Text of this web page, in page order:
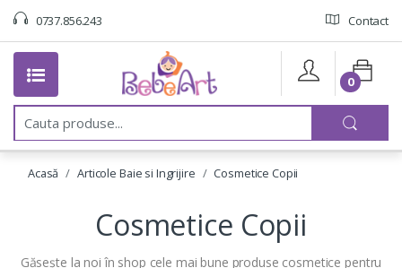
0737.856.243 Contact
C
u
0
Acasă Articole Baie si Ingrijire Cosmetice Copii
Cosmetice Copii
Găsește la noi în shop cele mai bune produse cosmetice pentru